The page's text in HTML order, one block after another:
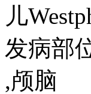
儿
发病部
,颅脑